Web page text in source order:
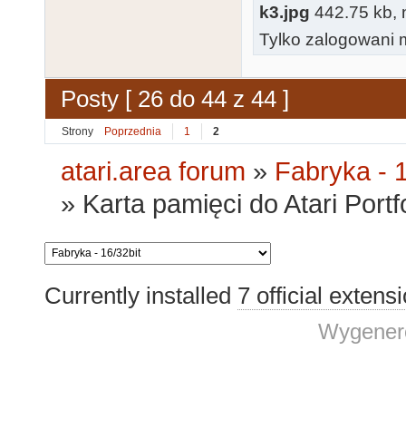
k3.jpg 442.75 kb,
Tylko zalogowani
Posty [ 26 do 44 z 44 ]
Strony Poprzednia 1 2
atari.area forum » Fabryka -
» Karta pamięci do Atari
Currently installed 7 official